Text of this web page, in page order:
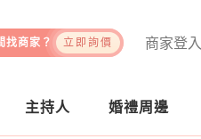
商家登入
找商家？ 立即詢價
主持人 婚禮周邊